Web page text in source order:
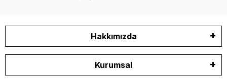
Hakkımızda
Kurumsal